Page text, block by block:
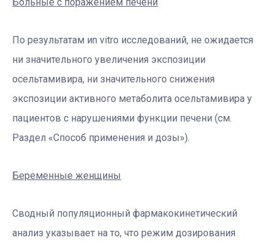
По результатам иn vitro исследований, не ожидается
ни значительного увеличения экспозиции
осельтамивира, ни значительного снижения
экспозиции активного метаболита осельтамивира у
пациентов с нарушениями функции печени (см.
Раздел «Способ применения и дозы»).
Беременные женщины
Сводный популяционный фармакокинетический
анализ указывает на то, что режим дозирования